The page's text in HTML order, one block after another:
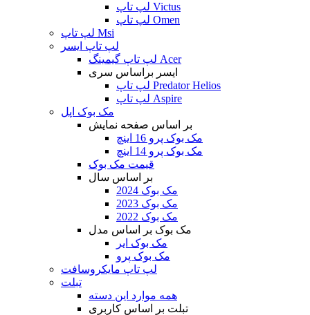
لپ تاپ Victus
لپ تاپ Omen
لپ تاپ Msi
لپ تاپ ایسر
لپ تاپ گیمینگ Acer
ایسر براساس سری
لپ تاپ Predator Helios
لپ تاپ Aspire
مک بوک اپل
بر اساس صفحه نمایش
مک بوک پرو 16 اینچ
مک بوک پرو 14 اینچ
قیمت مک بوک
بر اساس سال
مک بوک 2024
مک بوک 2023
مک بوک 2022
مک بوک بر اساس مدل
مک بوک ایر
مک بوک پرو
لپ تاپ مایکروسافت
تبلت
همه موارد این دسته
تبلت بر اساس کاربری